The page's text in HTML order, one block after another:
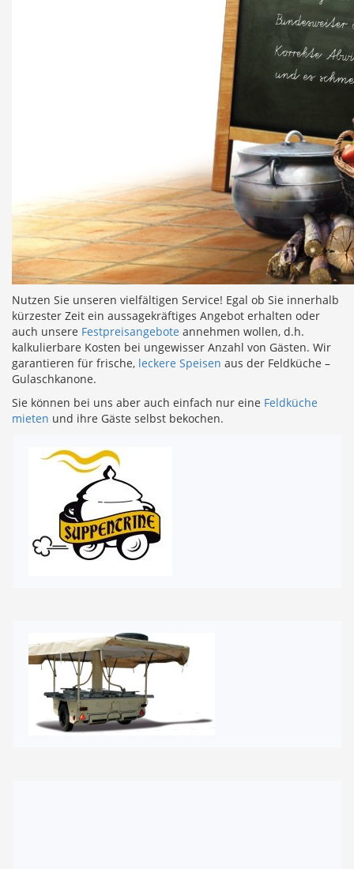
Nutzen Sie unseren vielfältigen Service! Egal ob Sie innerhalb
kürzester Zeit ein aussagekräftiges Angebot erhalten oder
auch unsere Festpreisangebote annehmen wollen, d.h.
kalkulierbare Kosten bei ungewisser Anzahl von Gästen. Wir
garantieren für frische, leckere Speisen aus der Feldküche –
Gulaschkanone.
Sie können bei uns aber auch einfach nur eine Feldküche
mieten und ihre Gäste selbst bekochen.